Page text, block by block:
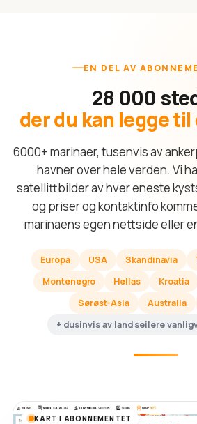
EN DEL AV
28 000
der du kan legge
6000+ marinaer, tusenvis av
havner over hele verden. Vi
satellittbilder av hver eneste
og priser og kontaktinfo
marinaens egen nettside eller
Europa USA Skandinavia
Montenegro
Hellas Kroatia
Sørøst-Asia
Australia
+ dusinvis av land seilere
KART I ABONNEMENTET